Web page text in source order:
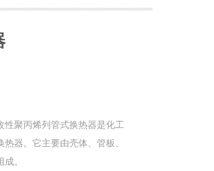
性聚丙烯列管式换热器是化工
器。它主要由壳体、管板、
。